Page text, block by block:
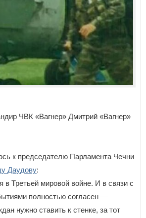
ЧВК «Вагнер» Дмитрий «Вагнер»
к председателю Парламента Чечни
Даудову:
в Третьей мировой войне. И в связи с
полностью согласен —
нужно ставить к стенке, за тот